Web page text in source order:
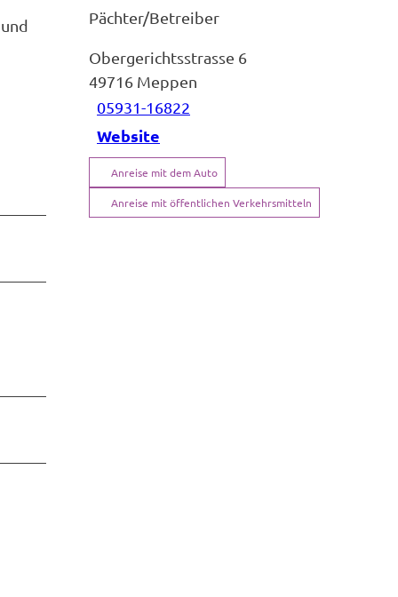
Pächter/Betreiber
Obergerichtsstrasse 6
49716 Meppen
05931-16822
Website
Anreise mit dem Auto
Anreise mit öffentlichen Verkehrsmitteln